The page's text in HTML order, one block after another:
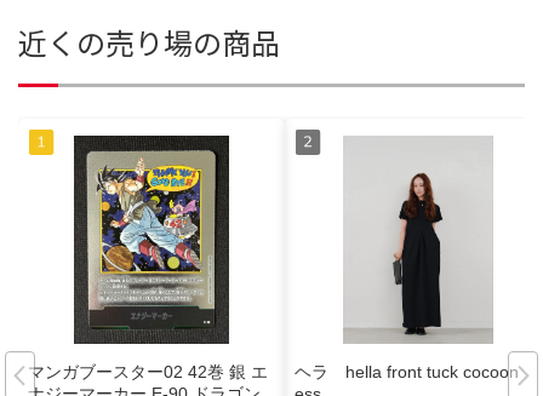
近くの売り場の商品
マンガブースター02 42巻 銀 エ
ヘラ hella front tuck cocoon dr